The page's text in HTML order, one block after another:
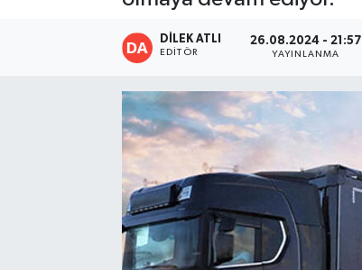
DİLEK ATLI
EDITÖR
26.08.2024 - 21:57
YAYINLANMA